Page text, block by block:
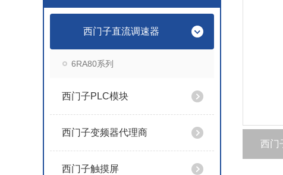
西门子直流调速器
6RA80系列
西门子PLC模块
西门子变频器代理商
西门子触摸屏
西门